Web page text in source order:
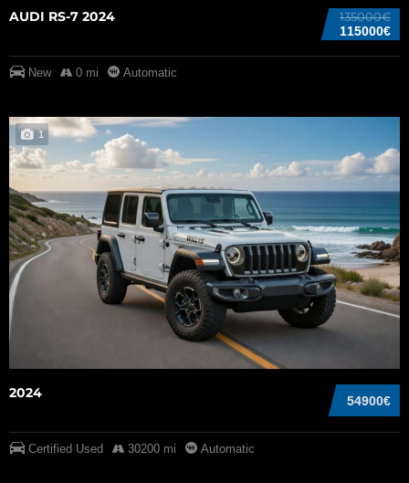
135000€
115000€
AUDI RS-7 2024
New 0 mi Automatic
1
54900€
2024
Certified Used 30200 mi Automatic